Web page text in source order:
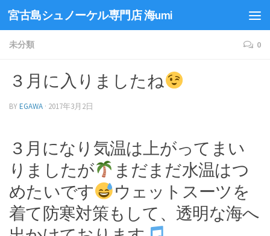
宮古島シュノーケル専門店 海umi
未分類 0
３月に入りましたね
BYEGAWA · 2017年3月2日
３月になり気温は上がってまい
りましたが
まだまだ水温はつ
めたいです
ウェットスーツを
着て防寒対策もして、透明な海へ